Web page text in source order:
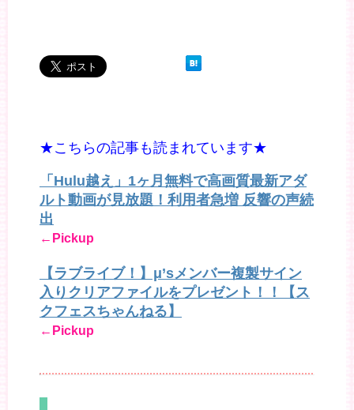
★こちらの記事も読まれています★
「Hulu越え」1ヶ月無料で高画質最新アダ
ルト動画が見放題！利用者急増 反響の声続
出
←Pickup
【ラブライブ！】μ’sメンバー複製サイン
入りクリアファイルをプレゼント！！【ス
クフェスちゃんねる】
←Pickup